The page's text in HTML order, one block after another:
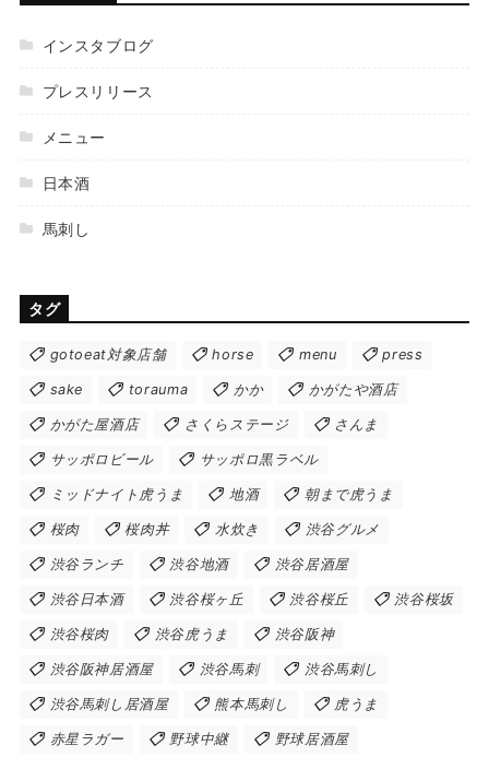
インスタブログ
プレスリリース
メニュー
日本酒
馬刺し
タグ
gotoeat対象店舗 horse menu press
sake torauma かか かがたや酒店
かがた屋酒店 さくらステージ さんま
サッポロビール サッポロ黒ラベル
ミッドナイト虎うま 地酒 朝まで虎うま
桜肉 桜肉丼 水炊き 渋谷グルメ
渋谷ランチ 渋谷地酒 渋谷居酒屋
渋谷日本酒 渋谷桜ヶ丘 渋谷桜丘 渋谷桜坂
渋谷桜肉 渋谷虎うま 渋谷阪神
渋谷阪神居酒屋 渋谷馬刺 渋谷馬刺し
渋谷馬刺し居酒屋 熊本馬刺し 虎うま
赤星ラガー 野球中継 野球居酒屋